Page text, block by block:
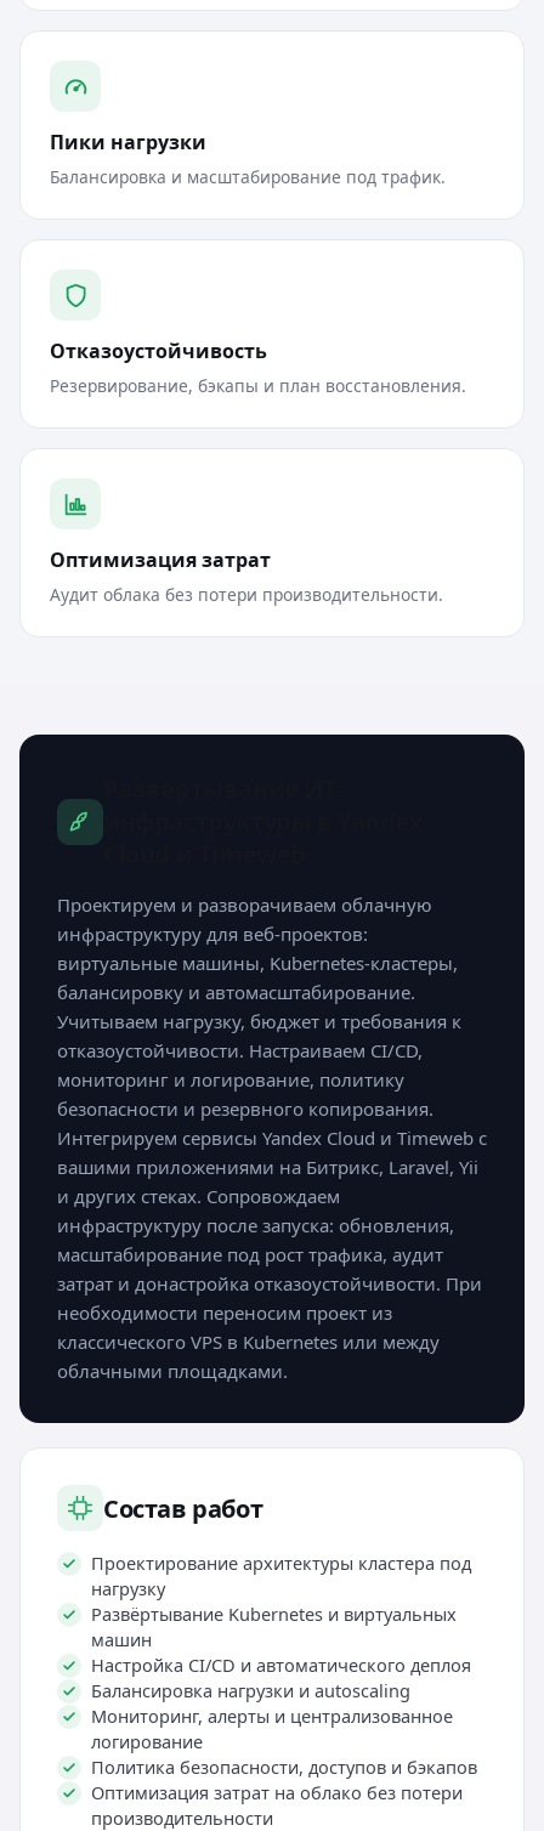
Пики нагрузки
Балансировка и масштабирование под трафик.
Отказоустойчивость
Резервирование, бэкапы и план восстановления.
Оптимизация затрат
Аудит облака без потери производительности.
Проектируем и разворачиваем облачную
инфраструктуру для веб-проектов:
виртуальные машины, Kubernetes-кластеры,
балансировку и автомасштабирование.
Учитываем нагрузку, бюджет и требования к
отказоустойчивости. Настраиваем CI/CD,
мониторинг и логирование, политику
безопасности и резервного копирования.
Интегрируем сервисы Yandex Cloud и Timeweb с
вашими приложениями на Битрикс, Laravel, Yii
и других стеках. Сопровождаем
инфраструктуру после запуска: обновления,
масштабирование под рост трафика, аудит
затрат и донастройка отказоустойчивости. При
необходимости переносим проект из
классического VPS в Kubernetes или между
облачными площадками.
Состав работ
Проектирование архитектуры кластера под
нагрузку
Развёртывание Kubernetes и виртуальных
машин
Настройка CI/CD и автоматического деплоя
Балансировка нагрузки и autoscaling
Мониторинг, алерты и централизованное
логирование
Политика безопасности, доступов и бэкапов
Оптимизация затрат на облако без потери
производительности